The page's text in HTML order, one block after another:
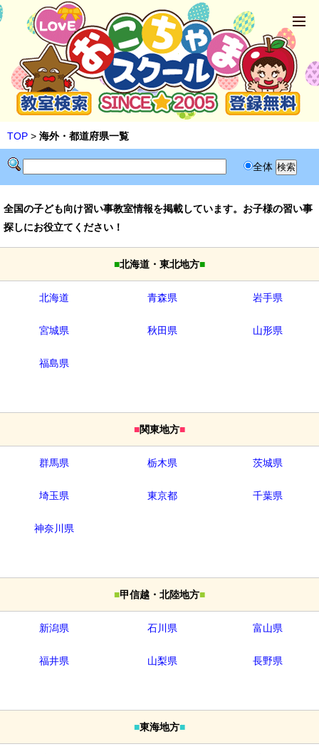
TOP > 海外・都道府県一覧
全体
全国の子ども向け習い事教室情報を掲載しています。お子様の習い事
探しにお役立てください！
■北海道・東北地方■
北海道 青森県 岩手県
宮城県 秋田県 山形県
福島県
■関東地方■
群馬県 栃木県 茨城県
埼玉県 東京都 千葉県
神奈川県
■甲信越・北陸地方■
新潟県 石川県 富山県
福井県 山梨県 長野県
■東海地方■